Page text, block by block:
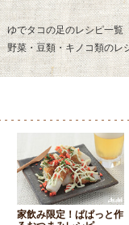
ゆでタコの足のレシピ一覧
野菜・豆類・キノコ類のレ
家飲み限定！ぱぱっと作